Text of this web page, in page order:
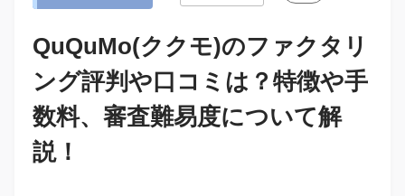
QuQuMo(ククモ)のファクタリ
ング評判や口コミは？特徴や手
数料、審査難易度について解
説！